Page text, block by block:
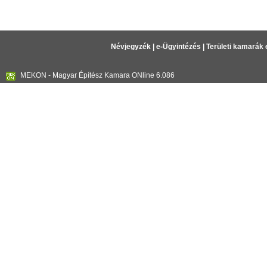
Névjegyzék| e-Ügyintézés Területi kamarák
MEKON - Magyar Építész Kamara ONline 6.086